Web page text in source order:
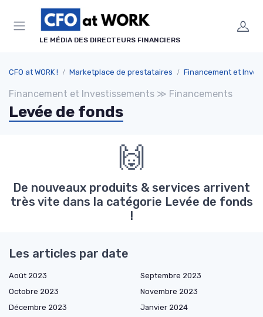
LE MÉDIA DES DIRECTEURS FINANCIERS
CFO at WORK ! Marketplace de prestataires Financement et
Financement et Investissements ≫ Financements
Levée de fonds
🙌
De nouveaux produits & services arrivent
très vite dans la catégorie Levée de fonds
!
Les articles par date
Août 2023
Septembre 2023
Octobre 2023
Novembre 2023
Décembre 2023
Janvier 2024
Panneau de gestion des cookies